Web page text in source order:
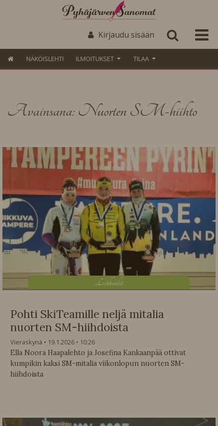
Kirjaudu sisään
NÄKÖISLEHTI ILMOITUKSET TILAA
Avainsana: Nuorten SM-hiihto
Liikkeellä
Pohti SkiTeamille neljä mitalia
nuorten SM-hiihdoista
Vieraskynä 19.1.2026
10:26
Ella Noora Haapalehto ja Josefina Kankaanpää ottivat
kumpikin kaksi SM-mitalia viikonlopun nuorten SM-
hiihdoista